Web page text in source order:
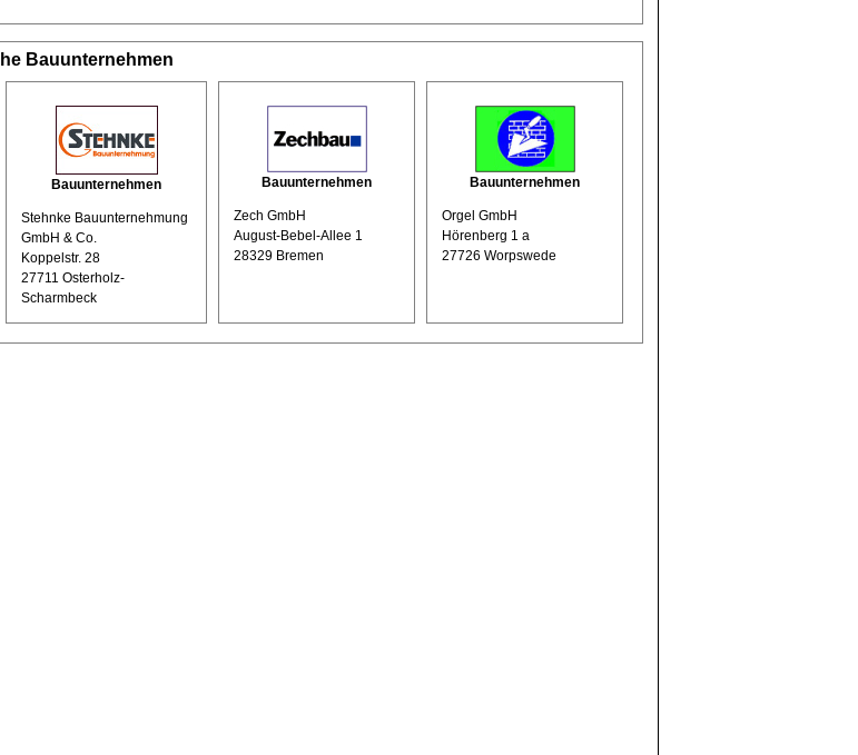
Bauunternehmen
Bauunternehmen
Stehnke Bauunternehmung
GmbH & Co.
Koppelstr. 28
27711 Osterholz-
Scharmbeck
Bauunternehmen
Zech GmbH
August-Bebel-Allee 1
28329 Bremen
Bauunternehmen
Orgel GmbH
Hörenberg 1 a
27726 Worpswede